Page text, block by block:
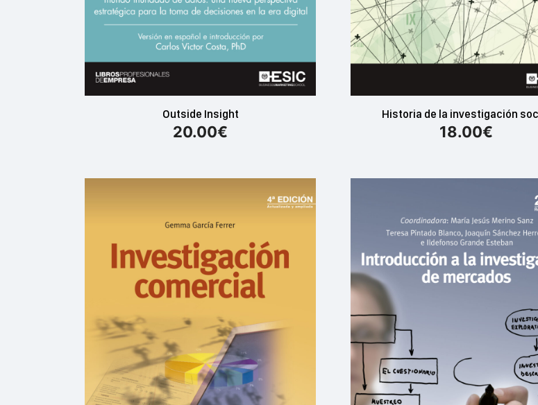
Outside Insight
20.00€
Historia de la investigación
18.00€